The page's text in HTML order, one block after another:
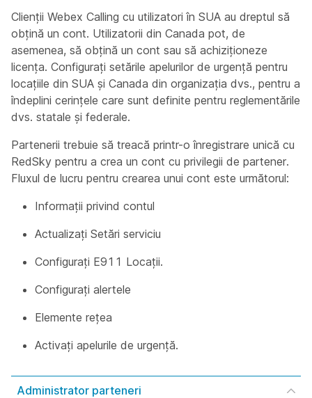
Clienții Webex Calling cu utilizatori în SUA au dreptul să
obțină un cont. Utilizatorii din Canada pot, de
asemenea, să obțină un cont sau să achiziționeze
licența. Configurați setările apelurilor de urgență pentru
locațiile din SUA și Canada din organizația dvs., pentru a
îndeplini cerințele care sunt definite pentru reglementările
dvs. statale și federale.
Partenerii trebuie să treacă printr-o înregistrare unică cu
RedSky pentru a crea un cont cu privilegii de partener.
Fluxul de lucru pentru crearea unui cont este următorul:
Informații privind contul
Actualizați Setări serviciu
Configurați E911 Locații.
Configurați alertele
Elemente rețea
Activați apelurile de urgență.
Administrator parteneri